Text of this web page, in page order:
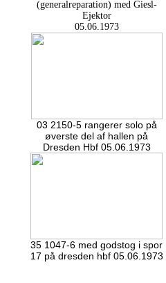
(generalreparation) med Giesl-
Ejektor
05.06.1973
03 2150-5 rangerer solo på
øverste del af hallen på
Dresden Hbf 05.06.1973
35 1047-6 med godstog i spor
17 på dresden hbf 05.06.1973